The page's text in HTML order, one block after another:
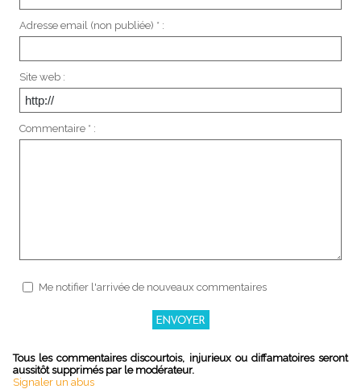
Adresse email (non publiée) * :
Site web :
Commentaire * :
Me notifier l'arrivée de nouveaux commentaires
Tous les commentaires discourtois, injurieux ou diffamatoires seront
aussitôt supprimés par le modérateur.
Signaler un abus